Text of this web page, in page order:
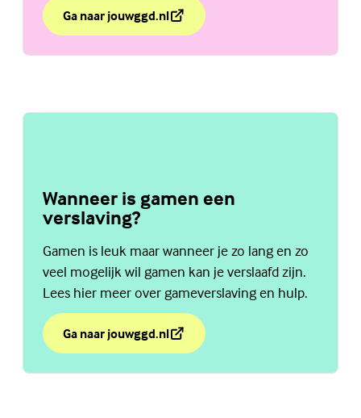
Ga naar jouwggd.nl
over Te veel op je telefoon?
(Externe link)
Wanneer is gamen een
verslaving?
Gamen is leuk maar wanneer je zo lang en zo
veel mogelijk wil gamen kan je verslaafd zijn.
Lees hier meer over gameverslaving en hulp.
Ga naar jouwggd.nl
over Wanneer is gamen een verslaving?
(Externe link)